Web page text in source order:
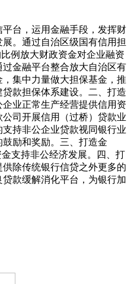
台，运用金融手段，发挥财
。通过自治区级国有信用担
例放大财政资金对企业融资
金融平台整合放大自治区有
集中力量做大担保基金，推
款担保体系建设。二、打造
业正常生产经营提供信用资
司开展信用（过桥）贷款业
持非公企业贷款视同银行业
励和奖励。三、打造金
支持非公经济发展。四、打
除传统银行信贷之外更多的
款缓解消化平台，为银行加